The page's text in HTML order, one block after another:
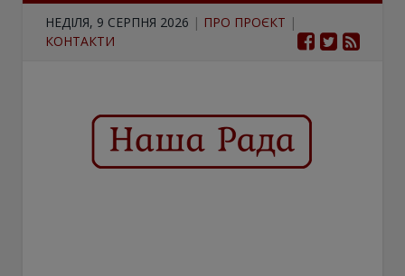
НЕДІЛЯ, 9 СЕРПНЯ 2026 | ПРО ПРОЄКТ |
КОНТАКТИ